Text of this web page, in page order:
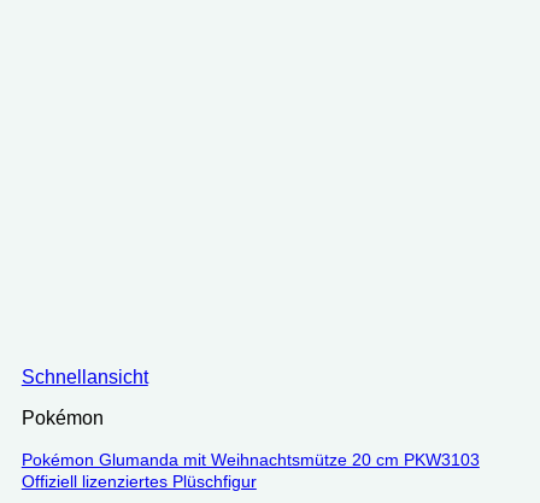
Schnellansicht
Pokémon
Pokémon Glumanda mit Weihnachtsmütze 20 cm PKW3103
Offiziell lizenziertes Plüschfigur